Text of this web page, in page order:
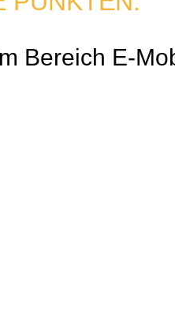
Bereich E-